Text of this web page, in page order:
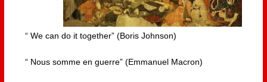
“ We can do it together” (Boris Johnson)
“ Nous somme en guerre” (Emmanuel Macron)